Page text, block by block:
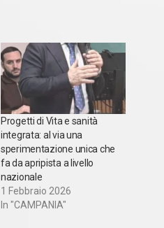
Progetti di Vita e sanità
integrata: al via una
sperimentazione unica che
fa da apripista a livello
nazionale
1 Febbraio 2026
In "CAMPANIA"